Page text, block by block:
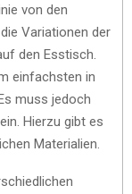
von den
Variationen der
den Esstisch.
einfachsten in
muss jedoch
Hierzu gibt es
Materialien.